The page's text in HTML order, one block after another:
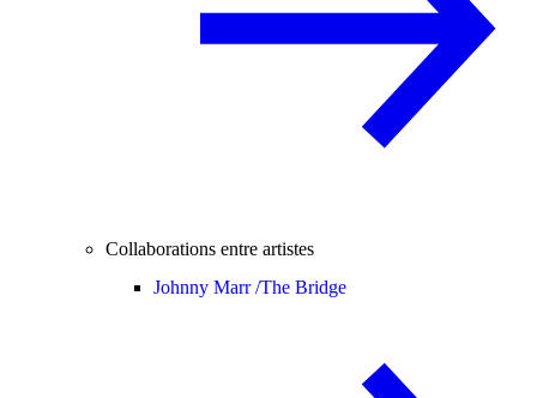
Collaborations entre artistes
Johnny Marr /The Bridge